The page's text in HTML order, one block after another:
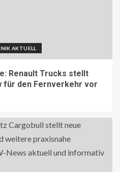
AKTUELL
Renault Trucks stellt
für den Fernverkehr vor